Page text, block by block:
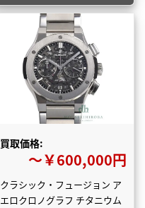
買取価格:
〜￥600,000円
クラシック・フュージョン ア
エロクロノグラフ チタニウム